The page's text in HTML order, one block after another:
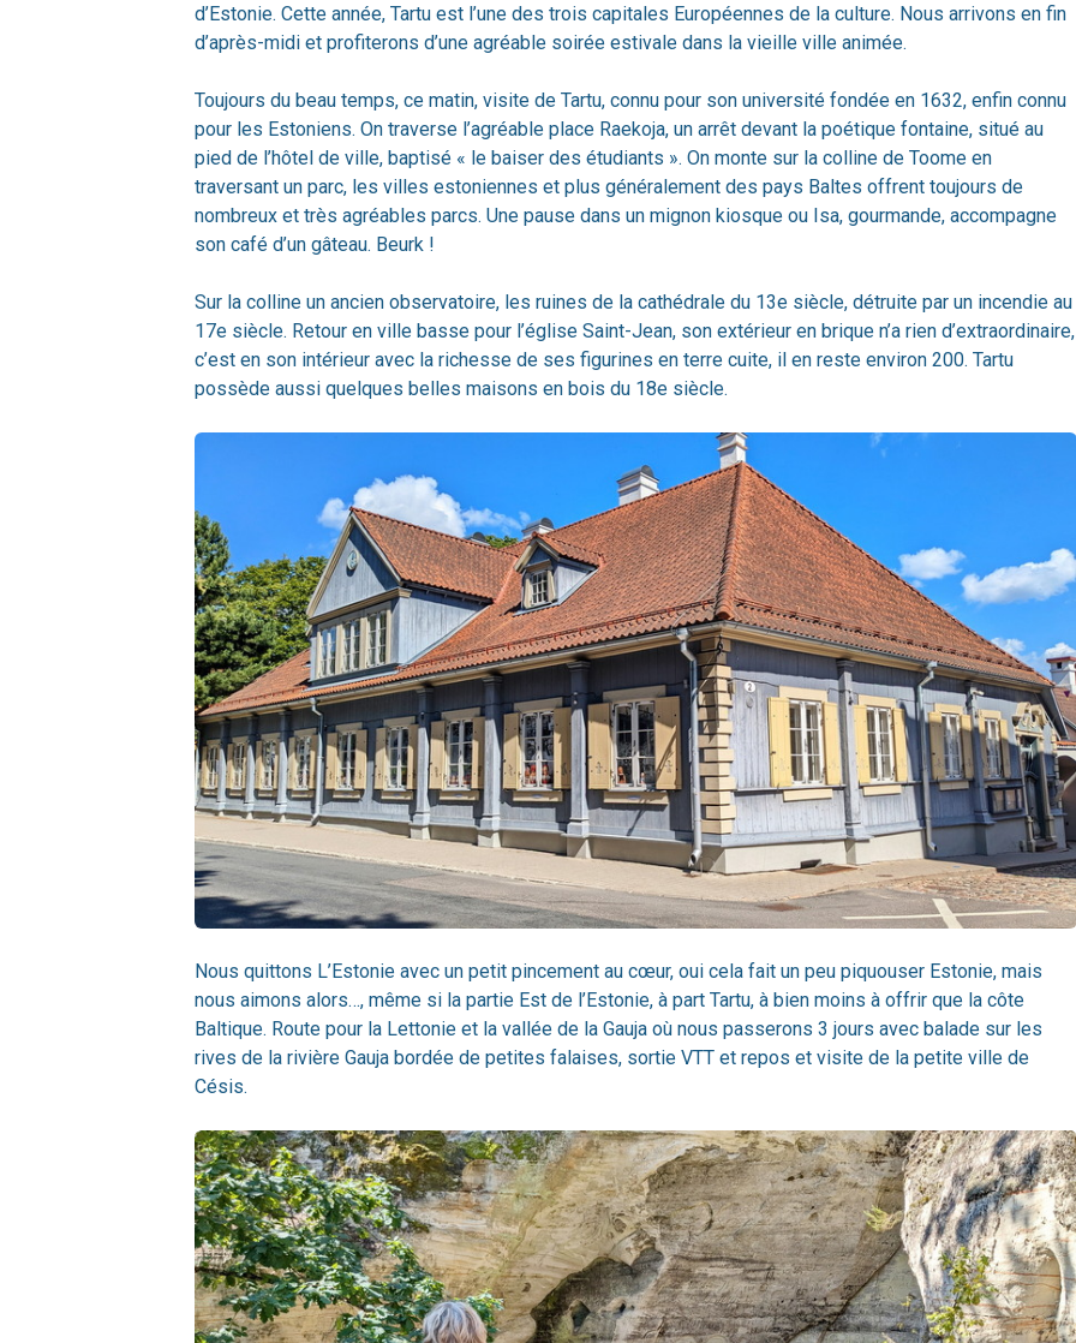
d’Estonie. Cette année, Tartu est l’une des trois capitales Européennes de la culture. Nous arrivons en fin
d’après-midi et profiterons d’une agréable soirée estivale dans la vieille ville animée.
Toujours du beau temps, ce matin, visite de Tartu, connu pour son université fondée en 1632, enfin connu
pour les Estoniens. On traverse l’agréable place Raekoja, un arrêt devant la poétique fontaine, situé au
pied de l’hôtel de ville, baptisé « le baiser des étudiants ». On monte sur la colline de Toome en
traversant un parc, les villes estoniennes et plus généralement des pays Baltes offrent toujours de
nombreux et très agréables parcs. Une pause dans un mignon kiosque ou Isa, gourmande, accompagne
son café d’un gâteau. Beurk !
Sur la colline un ancien observatoire, les ruines de la cathédrale du 13e siècle, détruite par un incendie au
17e siècle. Retour en ville basse pour l’église Saint-Jean, son extérieur en brique n’a rien d’extraordinaire,
c’est en son intérieur avec la richesse de ses figurines en terre cuite, il en reste environ 200. Tartu
possède aussi quelques belles maisons en bois du 18e siècle.
Nous quittons L’Estonie avec un petit pincement au cœur, oui cela fait un peu piquouser Estonie, mais
nous aimons alors…, même si la partie Est de l’Estonie, à part Tartu, à bien moins à offrir que la côte
Baltique. Route pour la Lettonie et la vallée de la Gauja où nous passerons 3 jours avec balade sur les
rives de la rivière Gauja bordée de petites falaises, sortie VTT et repos et visite de la petite ville de
Césis.